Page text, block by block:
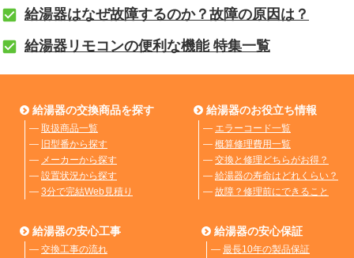
給湯器はなぜ故障するのか？故障の原因は？
給湯器リモコンの便利な機能 特集一覧
給湯器の交換商品を探す
― 取扱商品一覧
― 旧型番から探す
― メーカーから探す
― 設置状況から探す
― 3分で完結Web見積り
給湯器のお役立ち情報
― エラーコード一覧
― 概算修理費用一覧
― 交換と修理どちらがお得？
― 給湯器の寿命はどれくらい？
― 故障？修理前にできること
給湯器の安心工事
― 交換工事の流れ
給湯器の安心保証
― 最長10年の製品保証